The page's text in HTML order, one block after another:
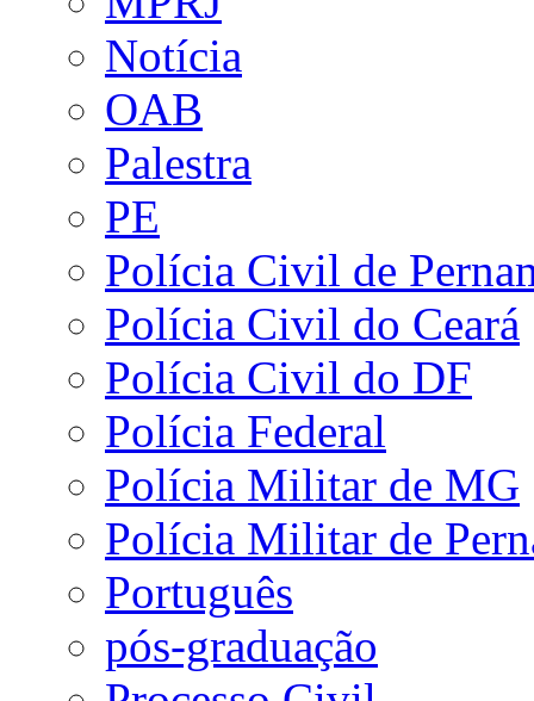
Notícia
OAB
Palestra
PE
Polícia Civil de
Polícia Civil do Ceará
Polícia Civil do DF
Polícia Federal
Polícia Militar de MG
Polícia Militar de
Português
pós-graduação